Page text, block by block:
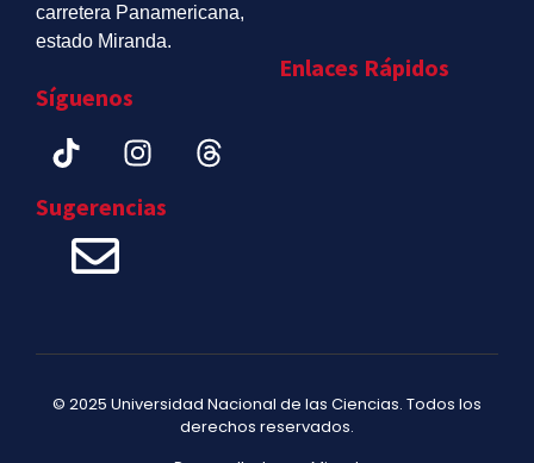
carretera Panamericana,
estado Miranda.
Síguenos
Sugerencias
Enlaces Rápidos
© 2025 Universidad Nacional de las Ciencias. Todos los
derechos reservados.